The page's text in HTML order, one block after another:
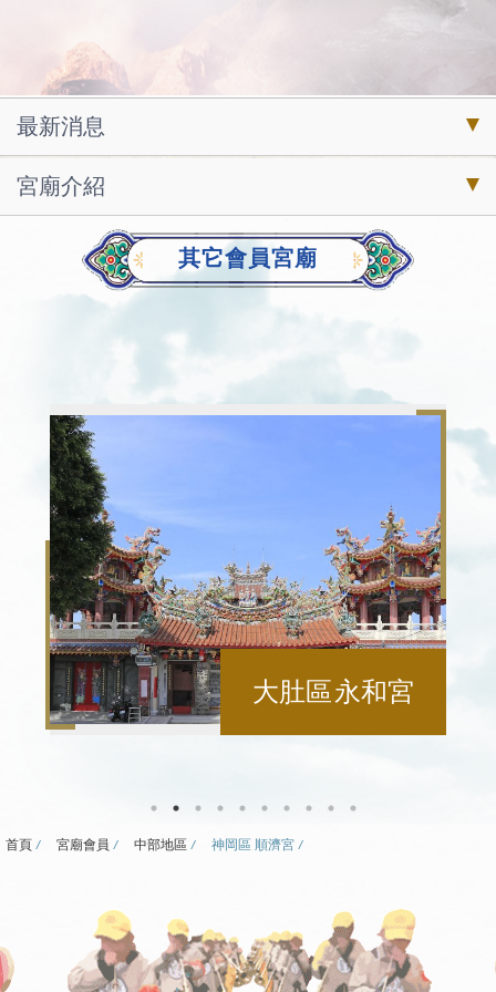
最新消息
宮廟介紹
其它會員宮廟
大肚區 永和宮
首頁 宮廟會員 中部地區 神岡區 順濟宮